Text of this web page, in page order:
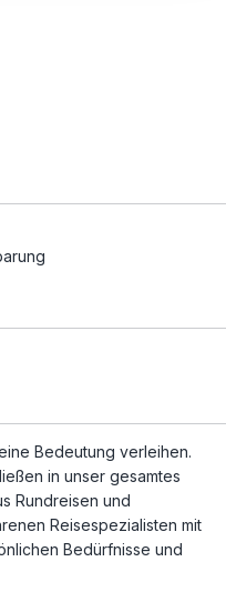
Bedeutung verleihen.
in unser gesamtes
Rundreisen und
Reisespezialisten mit
Bedürfnisse und